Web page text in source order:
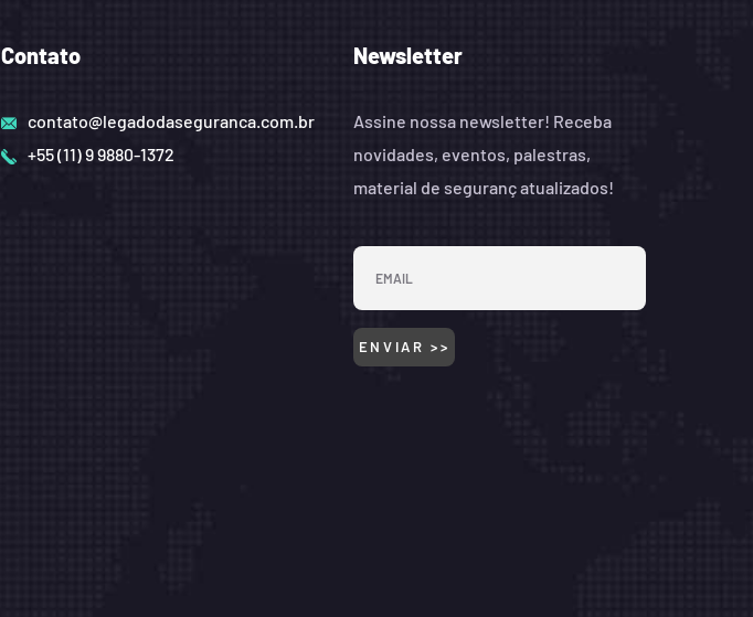
Contato
contato@legadodaseguranca.com.br
+55 (11) 9 9880-1372
Newsletter
Assine nossa newsletter! Receba
novidades, eventos, palestras,
material de seguranç atualizados!